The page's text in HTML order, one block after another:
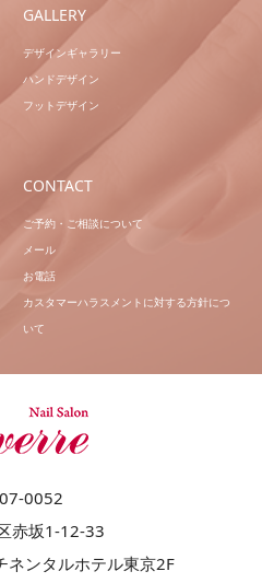
GALLERY
デザインギャラリー
ハンドデザイン
フットデザイン
CONTACT
ご予約・ご相談について
メール
お電話
カスタマーハラスメントに対する方針につ
いて
0052
赤坂1-12-33
ネンタルホテル東京2F